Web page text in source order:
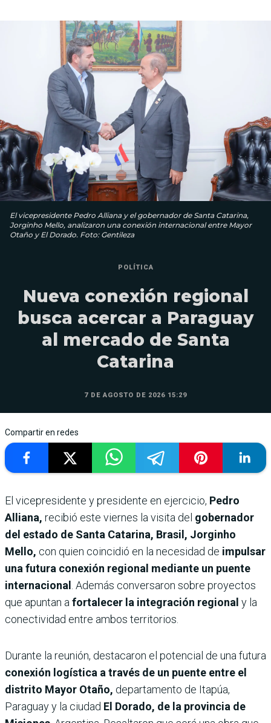
El vicepresidente Pedro Alliana y el gobernador de Santa Catarina,
Jorginho Mello, analizaron una conexión internacional entre Mayor
Otaño y El Dorado. Foto: Gentileza
POLÍTICA
Nueva conexión regional
busca acercar a Paraguay
al mercado de Santa
Catarina
7 DE AGOSTO DE 2026 15:29
Compartir en redes
El vicepresidente y presidente en ejercicio, Pedro
Alliana, recibió este viernes la visita del gobernador
del estado de Santa Catarina, Brasil, Jorginho
Mello, con quien coincidió en la necesidad de impulsar
una futura conexión regional mediante un puente
internacional
. Además conversaron sobre proyectos
que apuntan a fortalecer la integración regional y la
conectividad entre ambos territorios.
Durante la reunión, destacaron el potencial de una futura
conexión logística a través de un puente entre el
distrito Mayor Otaño, departamento de Itapúa,
Paraguay y la ciudad El Dorado, de la provincia de